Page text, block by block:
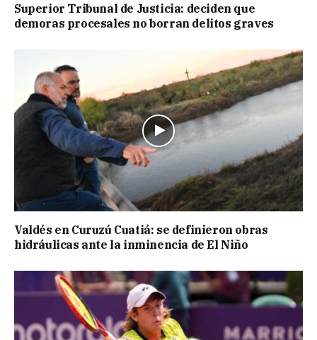
Superior Tribunal de Justicia: deciden que
demoras procesales no borran delitos graves
Valdés en Curuzú Cuatiá: se definieron obras
hidráulicas ante la inminencia de El Niño